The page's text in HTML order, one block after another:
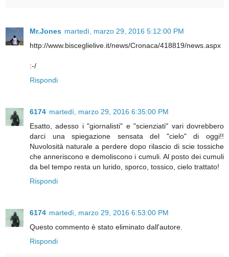
Mr.Jones martedì, marzo 29, 2016 5:12:00 PM
http://www.bisceglielive.it/news/Cronaca/418819/news.aspx
:-/
Rispondi
6174 martedì, marzo 29, 2016 6:35:00 PM
Esatto, adesso i "giornalisti" e "scienziati" vari dovrebbero
darci una spiegazione sensata del "cielo" di oggi!!
Nuvolosità naturale a perdere dopo rilascio di scie tossiche
che anneriscono e demoliscono i cumuli. Al posto dei cumuli
da bel tempo resta un lurido, sporco, tossico, cielo trattato!
Rispondi
6174 martedì, marzo 29, 2016 6:53:00 PM
Questo commento è stato eliminato dall'autore.
Rispondi